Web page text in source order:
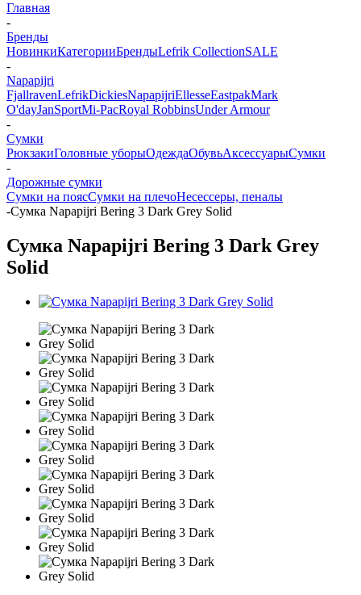
Главная
-
Бренды
НовинкиКатегорииБрендыLefrik CollectionSALE
-
Napapijri
FjallravenLefrikDickiesNapapijriEllesseEastpakMark
O'dayJanSportMi-PacRoyal RobbinsUnder Armour
-
Сумки
РюкзакиГоловные уборыОдеждаОбувьАксессуарыСумки
-
Дорожные сумки
Сумки на поясСумки на плечоНесесcеры, пеналы
-Сумка Napapijri Bering 3 Dark Grey Solid
Сумка Napapijri Bering 3 Dark Grey
Solid